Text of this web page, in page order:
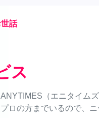
話
ス
（エニタイム
ロの方までいるので、